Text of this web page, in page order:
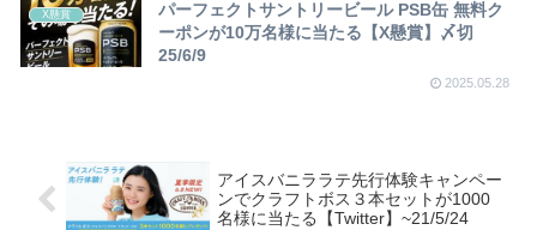
X懸賞
パーフェクトサントリービール PSB缶 無料ク
ーポンが10万名様に当たる【X懸賞】〆切
25/6/9
2025.05.28
アイスバニララテ先行体験キャンペー
ンでクラフトボス３本セットが1000
名様に当たる【Twitter】~21/5/24